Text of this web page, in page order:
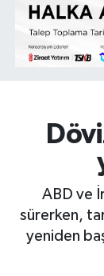
ABD ve
sürerken,
yeniden
Emtia
Galeri
Bitcoin
Şirket
Borsa
BIST